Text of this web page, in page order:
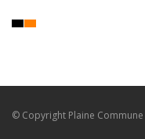
© Copyright Plaine Commune